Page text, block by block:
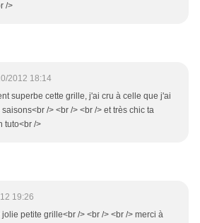
/>
2012 18:14
superbe cette grille, j'ai cru à celle que j'ai
/> <br /> <br /> et très chic ta
tuto<br />
19:26
petite grille<br /> <br /> <br /> merci à